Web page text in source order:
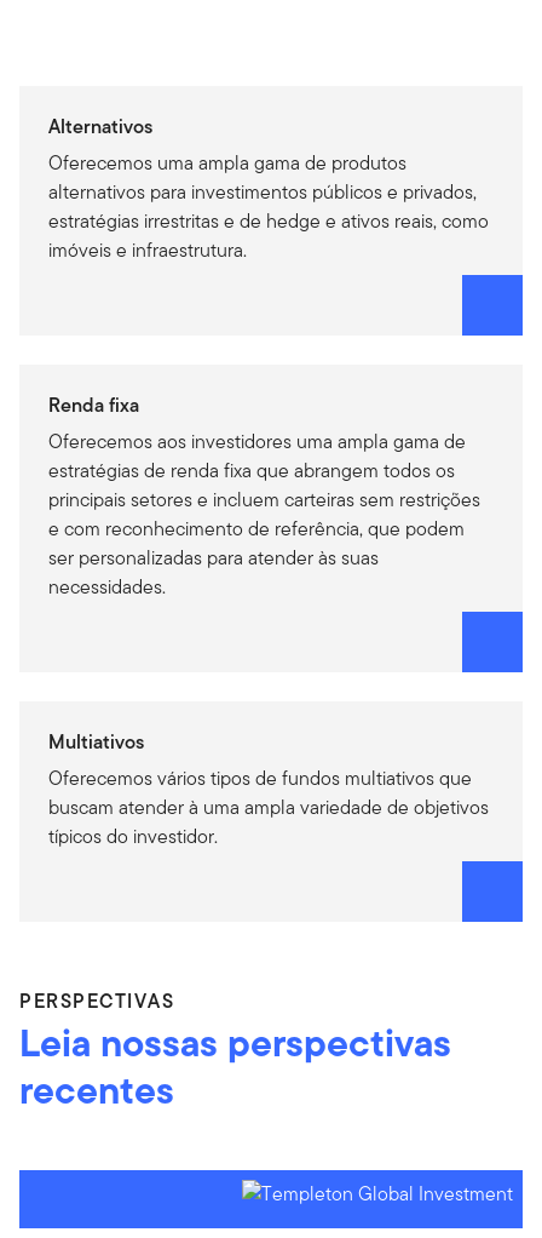
Alternativos
Oferecemos uma ampla gama de produtos
alternativos para investimentos públicos e privados,
estratégias irrestritas e de hedge e ativos reais, como
imóveis e infraestrutura.
Renda fixa
Oferecemos aos investidores uma ampla gama de
estratégias de renda fixa que abrangem todos os
principais setores e incluem carteiras sem restrições
e com reconhecimento de referência, que podem
ser personalizadas para atender às suas
necessidades.
Multiativos
Oferecemos vários tipos de fundos multiativos que
buscam atender à uma ampla variedade de objetivos
típicos do investidor.
PERSPECTIVAS
Leia nossas perspectivas
recentes